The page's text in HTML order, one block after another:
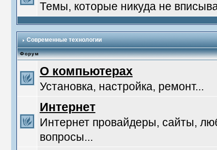
Темы, которые никуда не
Современные технологии
Форум
О компьютерах
Установка, настройка, ремонт...
Интернет
Интернет провайдеры, сайты,
вопросы...